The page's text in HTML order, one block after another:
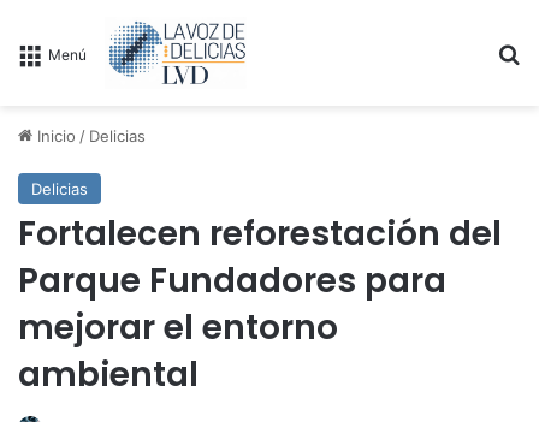
Menú
Inicio / Delicias
Delicias
Fortalecen reforestación del
Parque Fundadores para
mejorar el entorno
ambiental